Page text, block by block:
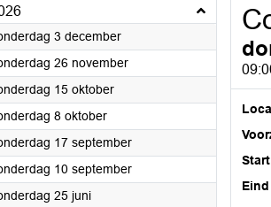
3 december2026
26 november2026
15 oktober2026
8 oktober2026
17 september2026
10 september2026
25 juni2026
Start
Eind